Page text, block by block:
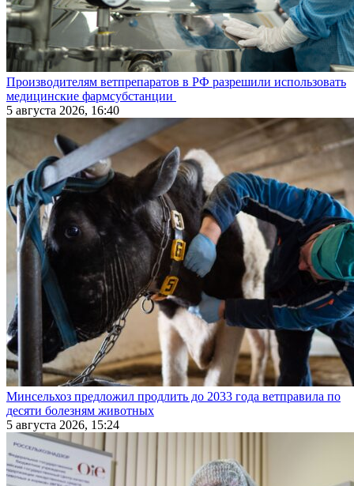
Производителям ветпрепаратов в РФ разрешили использовать
медицинские фармсубстанции
5 августа 2026, 16:40
Минсельхоз предложил продлить до 2033 года ветправила по
десяти болезням животных
5 августа 2026, 15:24